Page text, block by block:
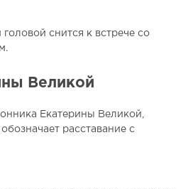
снится к встрече со
Великой
Екатерины Великой,
расставание с